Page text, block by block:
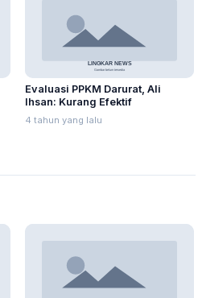
Evaluasi PPKM Darurat, Ali
Ihsan: Kurang Efektif
4 tahun yang lalu